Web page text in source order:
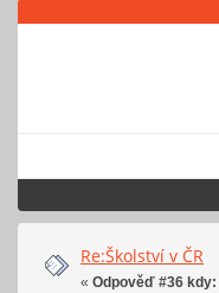
Re:Školství v ČR
« Odpověď #36 kdy: